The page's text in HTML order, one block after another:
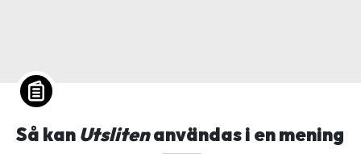
Så kan Utslitenanvändas i en mening